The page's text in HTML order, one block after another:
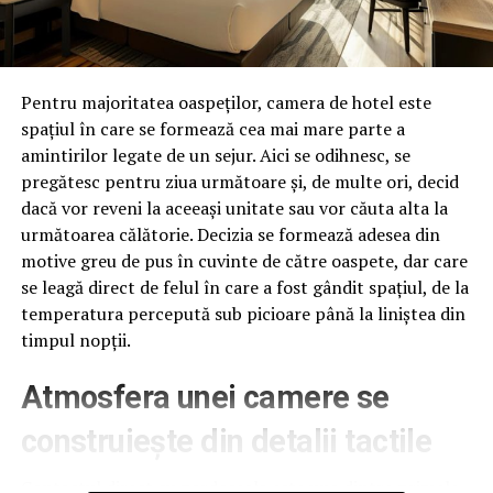
Ok. Faptul că un prim-ministru dovedeasta slaba
alfabetizare economica este gaunosin sine. Si nici nu as
daca nu mi-ar fi atras ieri altceva atentia. Cuvantul
,,speculatori” din declaratie. Nu e niciun secret ca
domnul Ciolos, ca premier tehnocrat, a fost portavocea
lui Mugur Isarescu si Bogdan Olteanu in cazul legii darii
in plata si prin urmare este de asteptat ca pozitiile
,,proprii” sa le importe de fapt tot de acolo de unde le
importa si conducerea BNR. Pentra alde Isarescu si
Dacian argumentele publice au fost ca aceia care vor sa
dea in plata sau sa beneficieze de conversie sunt mai
degraba speculatori decat speculati de catre banci. Dar a
coceni astfel incat departamentul sinteze sa ii dea
Pentru majoritatea oaspeților, camera de hotel este
spațiul în care se formează cea mai mare parte a
amintirilor legate de un sejur. Aici se odihnesc, se
pregătesc pentru ziua următoare și, de multe ori, decid
dacă vor reveni la aceeași unitate sau vor căuta alta la
următoarea călătorie. Decizia se formează adesea din
motive greu de pus în cuvinte de către oaspete, dar care
se leagă direct de felul în care a fost gândit spațiul, de la
temperatura percepută sub picioare până la liniștea din
timpul nopții.
Atmosfera unei camere se
construiește din detalii tactile
Contactul direct cu pardoseala este una dintre primele